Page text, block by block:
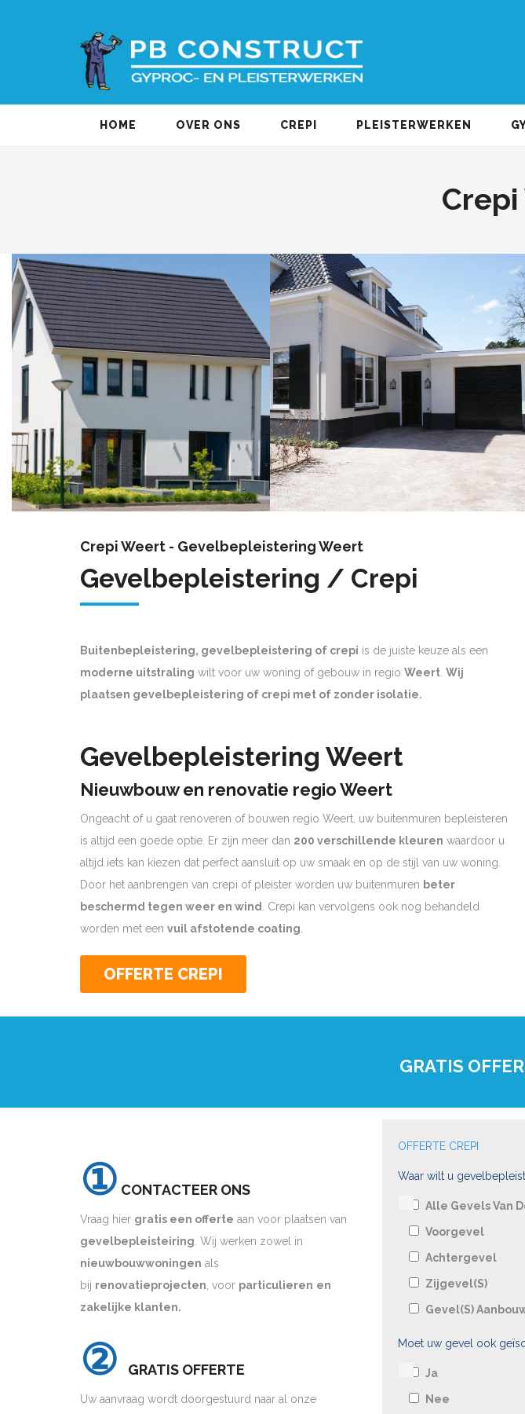
HOME OVER ONS CREPI PLEISTERWERKEN
Crepi Weert - Gevelbepleistering Weert
Gevelbepleistering / Crepi
Buitenbepleistering, gevelbepleistering of crepi is de juiste keuze als een
moderne uitstraling wilt voor uw woning of gebouw in regio Weert Wij
plaatsen gevelbepleistering of crepi met of zonder isolatie.
Gevelbepleistering Weert
Nieuwbouw en renovatie regio Weert
Ongeacht of u gaat renoveren of bouwen regio Weert, uw buitenmuren bepleisteren
is altijd een goede optie. Er zijn meer dan 200 verschillende kleuren waardoor u
altijd iets kan kiezen dat perfect aansluit op uw smaak en op de stijl van uw woning.
Door het aanbrengen van crepi of pleister worden uw buitenmuren beter
beschermd tegen weer en wind
. Crepi kan vervolgens ook nog behandeld
worden met een vuil afstotende coating
OFFERTE CREPI
GRATIS
① CONTACTEER ONS
Vraag hier gratis een offerte aan voor plaatsen van
gevelbepleisteiring . Wij werken zowel in
nieuwbouwwoningen als
bij renovatieprojecten , voor particulieren en
zakelijke klanten.
② GRATIS OFFERTE
Uw aanvraag wordt doorgestuurd naar al onze
OFFERTE CREPI
Waar wilt u
Alle Gevels Van
Voorgevel
Achtergevel
Zijgevel(s)
Gevel(s)
Moet uw gevel ook
Ja
Nee